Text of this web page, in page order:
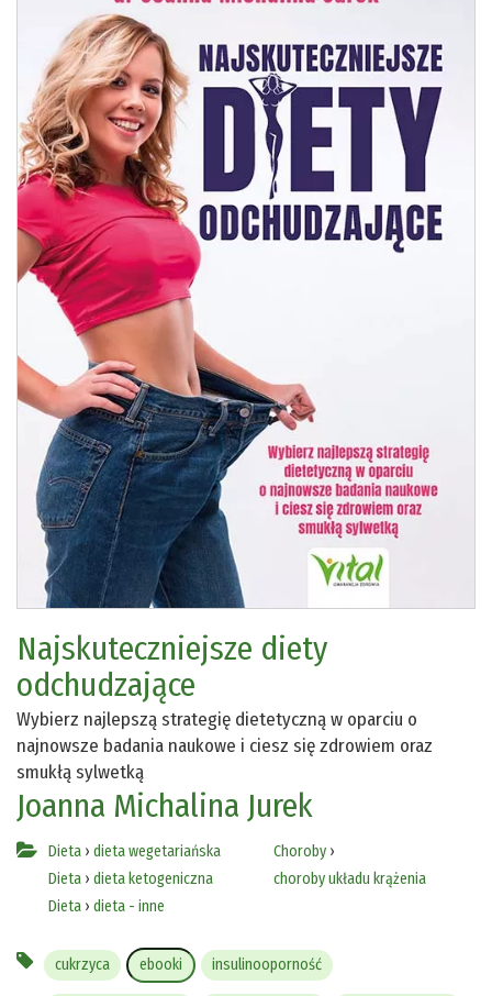
Najskuteczniejsze diety
odchudzające
Wybierz najlepszą strategię dietetyczną w oparciu o
najnowsze badania naukowe i ciesz się zdrowiem oraz
smukłą sylwetką
Joanna Michalina Jurek
Dieta › dieta wegetariańska
Dieta › dieta ketogeniczna
Dieta › dieta - inne
Choroby›
choroby układu krążenia
cukrzyca ebooki insulinooporność